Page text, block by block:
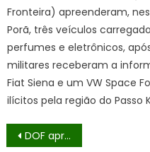
Fronteira) apreenderam,
Porã, três veículos
perfumes e eletrônicos,
militares receberam a
Fiat Siena e um VW Space
ilícitos pela região do Passo
Navegação
DOF apreende mais de 200 pneus de caminhão que seriam entregues em Mato Grosso